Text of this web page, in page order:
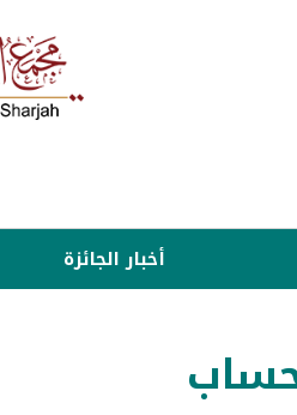
أخبار الجائزة